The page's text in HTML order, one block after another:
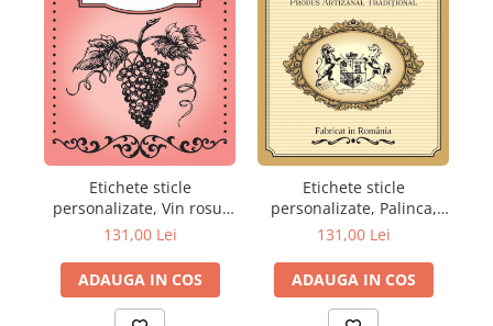
Etichete sticle
personalizate, Vin rosu,
100x70 mm, 1000
131,00 Lei
ADAUGA IN COS
Etichete sticle
personalizate, Palinca,
100x70 mm, 1000
131,00 Lei
ADAUGA IN COS